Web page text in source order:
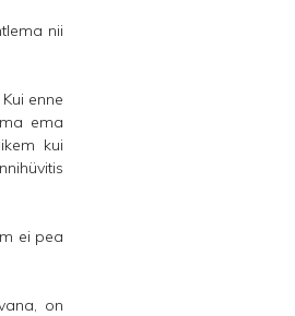
nii
enne
ema
kui
ei pea
on